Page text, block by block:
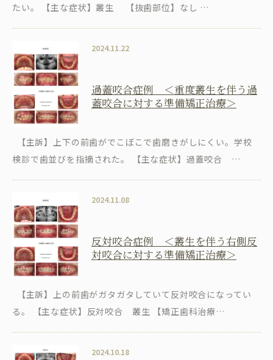
たい。 【主な症状】叢生 【抜歯部位】なし …
2024.11.22
過蓋咬合症例 ＜重度叢生を伴う過
蓋咬合に対する準備矯正治療＞
【主訴】上下の前歯がでこぼこで歯磨きがしにくい。学校
検診で歯並びを指摘された。 【主な症状】過蓋咬合 …
2024.11.08
反対咬合症例 ＜叢生を伴う右側反
対咬合に対する準備矯正治療＞
【主訴】上の前歯がガタガタしていて反対咬合になってい
る。 【主な症状】反対咬合 叢生 【矯正歯科治療…
2024.10.18